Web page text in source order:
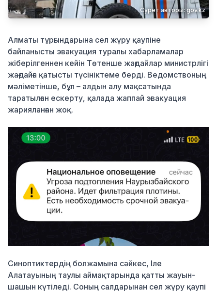
Сурет авторы: gov.kz
Алматы тұрғындарына сел жүру қаупіне
байланысты эвакуация туралы хабарламалар
жіберілгеннен кейін Төтенше жағдайлар министрлігі
жағдайға қатысты түсініктеме берді. Ведомствоның
мәліметінше, бұл – алдын алу мақсатында
таратылған ескерту, қалада жаппай эвакуация
жарияланған жоқ.
Синоптиктердің болжамына сәйкес, Іле
Алатауының таулы аймақтарында қатты жауын-
шашын күтіледі. Соның салдарынан сел жүру қаупі